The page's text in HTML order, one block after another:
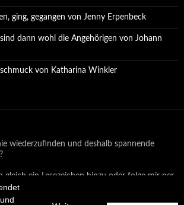
ging, gegangen von Jenny Erpenbeck
dann wohl die Angehörigen von Johann
von Katharina Winkler
wiederzufinden und deshalb spannende
gleich ein Lesezeichen hinzu oder folge mir per